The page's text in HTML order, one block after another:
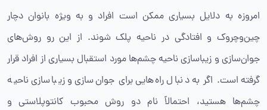
امروزه به دلایل بسیاری ممکن است افراد و به ویژه بانوان دچار
چین‌وچروک و افتادگی در ناحیه پلک شوند. از این رو روش‌های
جوان‌سازی و زیباسازی ناحیه چشم‌ها مورد استقبال بسیاری از افراد قرار
گرفته است. اگر به دنبال راه‌هایی برای جوان‌سازی و زیباسازی ناحیه
چشم‌ها هستید، احتمالاً نام دو روش محبوب کانتوپلاستی و